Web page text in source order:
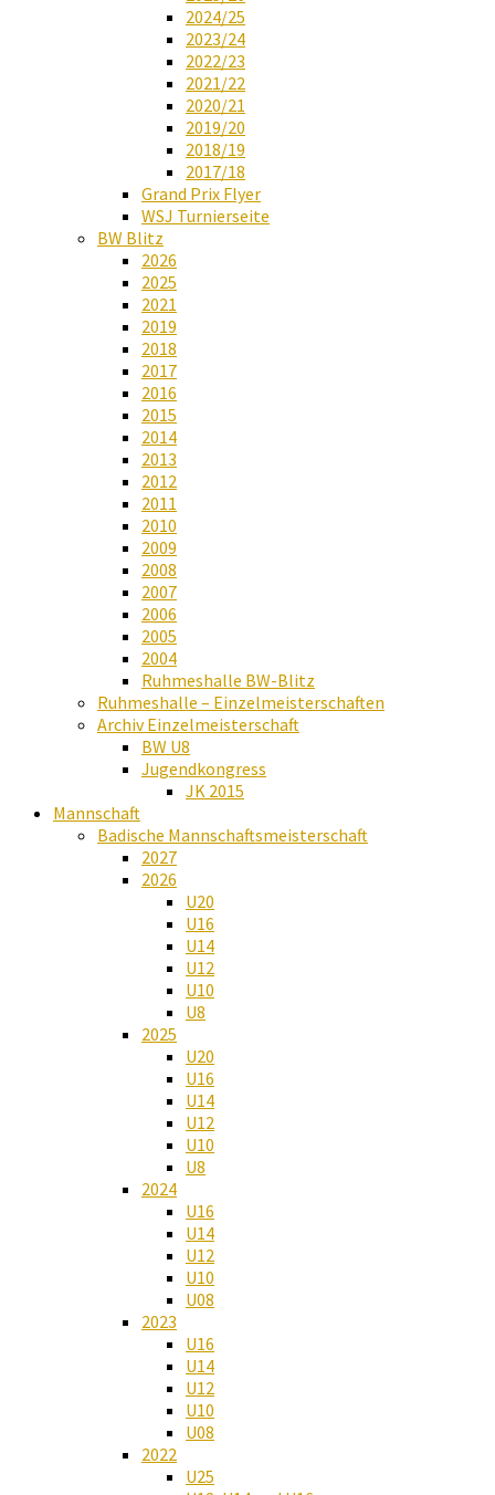
2024/25
2023/24
2022/23
2021/22
2020/21
2019/20
2018/19
2017/18
Grand Prix Flyer
WSJ Turnierseite
BW Blitz
2026
2025
2021
2019
2018
2017
2016
2015
2014
2013
2012
2011
2010
2009
2008
2007
2006
2005
2004
Ruhmeshalle BW-Blitz
Ruhmeshalle – Einzelmeisterschaften
Archiv Einzelmeisterschaft
BW U8
Jugendkongress
JK 2015
Mannschaft
Badische Mannschaftsmeisterschaft
2027
2026
U20
U16
U14
U12
U10
U8
2025
U20
U16
U14
U12
U10
U8
2024
U16
U14
U12
U10
U08
2023
U16
U14
U12
U10
U08
2022
U25